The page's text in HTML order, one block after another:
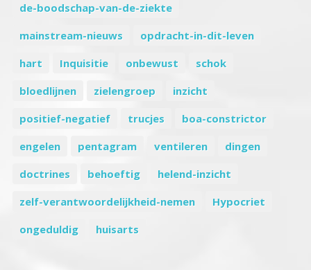
de-boodschap-van-de-ziekte
mainstream-nieuws
opdracht-in-dit-leven
hart
Inquisitie onbewust
schok
bloedlijnen
zielengroep
inzicht
positief-negatief
trucjes
boa-constrictor
engelen
pentagram ventileren
dingen
doctrines
behoeftig
helend-inzicht
zelf-verantwoordelijkheid-nemen
Hypocriet
ongeduldig
huisarts